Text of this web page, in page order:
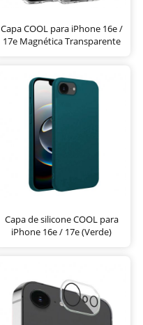
Capa COOL para iPhone 16e /
17e Magnética Transparente
Capa de silicone COOL para
iPhone 16e / 17e (Verde)